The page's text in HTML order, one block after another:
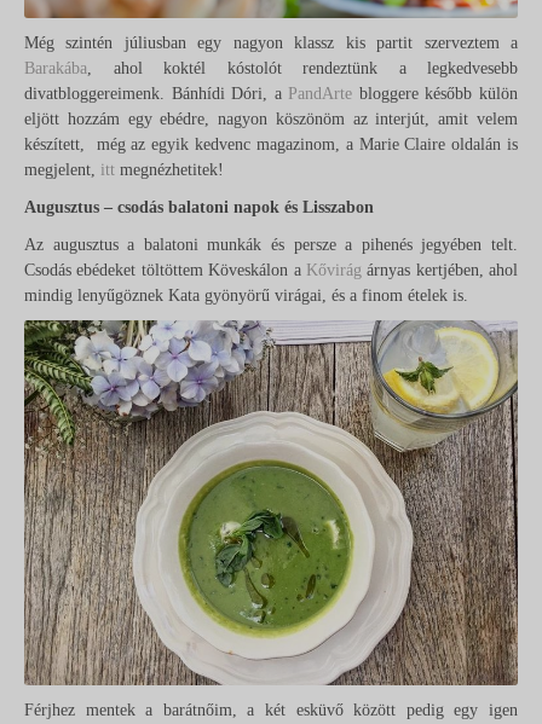
Még szintén júliusban egy nagyon klassz kis partit szerveztem a
Barakába, ahol koktél kóstolót rendeztünk a legkedvesebb
divatbloggereimenk. Bánhídi Dóri, a PandArte bloggere később külön
eljött hozzám egy ebédre, nagyon köszönöm az interjút, amit velem
készített, még az egyik kedvenc magazinom, a Marie Claire oldalán is
megjelent, itt megnézhetitek!
Augusztus – csodás balatoni napok és Lisszabon
Az augusztus a balatoni munkák és persze a pihenés jegyében telt.
Csodás ebédeket töltöttem Köveskálon a Kővirág árnyas kertjében, ahol
mindig lenyűgöznek Kata gyönyörű virágai, és a finom ételek is.
Férjhez mentek a barátnőim, a két esküvő között pedig egy igen